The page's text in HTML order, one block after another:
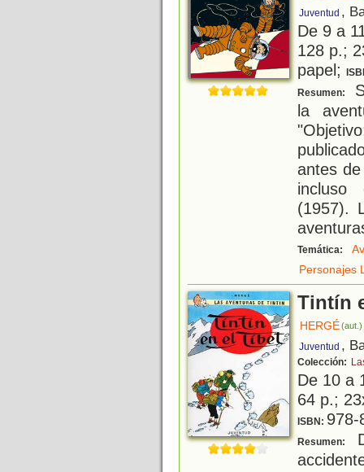
Juventud ,
De 9 a
128 p.;
papel;
Resumen:
la
antes
incluso
(1957).
Temática:
Personajes
Tintín
HERGÉ(aut.)
Juventud ,
Colección:
De 10 a
64 p.;
ISBN: 978-
Resumen: